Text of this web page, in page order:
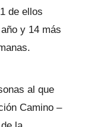
de ellos
y 14 más
al que
Camino –